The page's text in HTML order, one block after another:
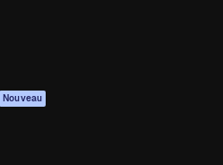
Nouveau